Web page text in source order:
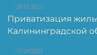
20/11/2023
Приватизация
Калининградской
15/10/2023